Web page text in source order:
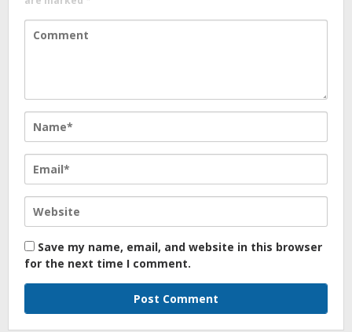
Save my name, email, and website in this browser
for the next time I comment.